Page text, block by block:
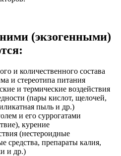
(экзогенными)
и количественного состава
и стереотипа питания
и термические воздействия
(пары кислот, щелочей,
пыль и др.)
и его суррогатами
курение
(нестероидные
средства, препараты калия,
и др.)